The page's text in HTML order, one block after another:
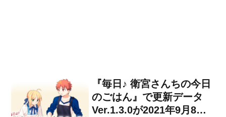
『毎日♪ 衛宮さんちの今日
のごはん』で更新データ
Ver.1.3.0が2021年9月8日